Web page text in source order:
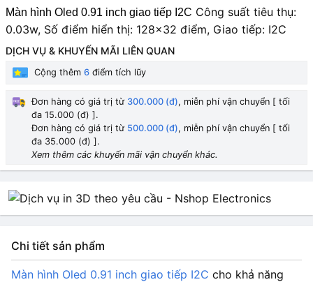
Màn hình Oled 0.91 inch giao tiếp I2C Công suất tiêu thụ:
0.03w, Số điểm hiển thị: 128×32 điểm, Giao tiếp: I2C
DỊCH VỤ & KHUYẾN MÃI LIÊN QUAN
Cộng thêm 6 điểm tích lũy
Đơn hàng có giá trị từ 300.000 (đ), miễn phí vận chuyển [ tối
đa 15.000 (đ) ].
Đơn hàng có giá trị từ 500.000 (đ), miễn phí vận chuyển [ tối
đa 35.000 (đ) ].
Xem thêm các khuyến mãi vận chuyển khác.
Chi tiết sản phẩm
Màn hình Oled 0.91 inch giao tiếp I2C cho khả năng